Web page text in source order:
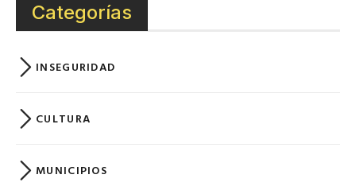
Categorías
INSEGURIDAD
CULTURA
MUNICIPIOS